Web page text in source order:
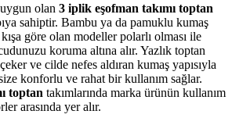
olan 3 iplik eşofman takımı toptan
sahiptir. Bambu ya da pamuklu kumaş
göre olan modeller polarlı olması ile
koruma altına alır. Yazlık toptan
ve cilde nefes aldıran kumaş yapısıyla
konforlu ve rahat bir kullanım sağlar.
toptan takımlarında marka ürünün kullanım
arasında yer alır.